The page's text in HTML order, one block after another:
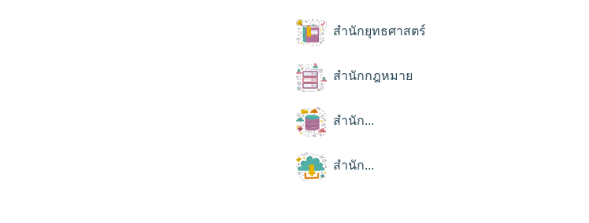
สำนักยุทธศาสตร์
สำนักกฎหมาย
สำนัก...
สำนัก...